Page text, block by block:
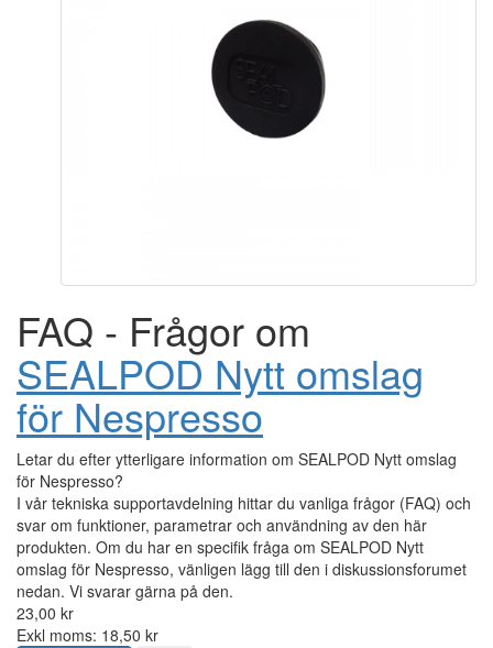
FAQ - Frågor om
SEALPOD Nytt omslag
för Nespresso
Letar du efter ytterligare information om SEALPOD Nytt omslag
för Nespresso?
I vår tekniska supportavdelning hittar du vanliga frågor (FAQ) och
svar om funktioner, parametrar och användning av den här
produkten. Om du har en specifik fråga om SEALPOD Nytt
omslag för Nespresso, vänligen lägg till den i diskussionsforumet
nedan. Vi svarar gärna på den.
23,00 kr
Exkl moms: 18,50 kr